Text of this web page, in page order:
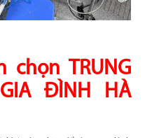
chọn TRUNG
ĐÌNH HÀ